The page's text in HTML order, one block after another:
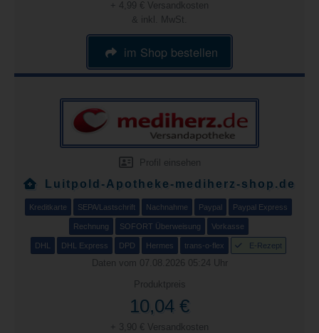
+ 4,99 € Versandkosten
& inkl. MwSt.
im Shop bestellen
Profil einsehen
Luitpold-Apotheke-mediherz-shop.de
Kreditkarte SEPA/Lastschrift Nachnahme Paypal Paypal Express
Rechnung SOFORT Überweisung Vorkasse
DHL DHL Express DPD Hermes trans-o-flex E-Rezept
Daten vom 07.08.2026 05:24 Uhr
Produktpreis
10,04 €
+ 3,90 € Versandkosten